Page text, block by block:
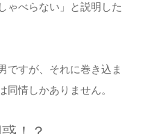
ゃべらない」と説明した
ですが、それに巻き込ま
同情しかありません。